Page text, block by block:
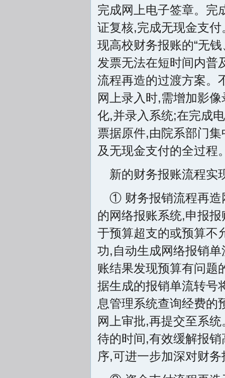
完成网上电子签章。完
证复核,完成无现金支
现高校财务报账的“无
发票无法在短时间内普
流程再造的过渡方案。
网上录入时,需增加影
化,并录入系统;在完成
票据原件,由院系部门
及无现金支付的全过程
新的财务报账流程实
① 财务报销流程再造
的网络报账系统,申报
于预算超支的或预算不
功,自动生成网络报销
账结果发现预算有问题
据生成的报销单流转号
息管理系统查询经费的
网上审批,再提交至系
待的时间,有效缓解报
序,可进一步加深对财